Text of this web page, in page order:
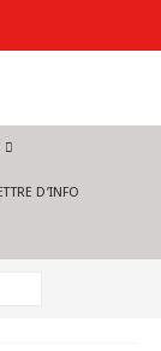
D’INFO